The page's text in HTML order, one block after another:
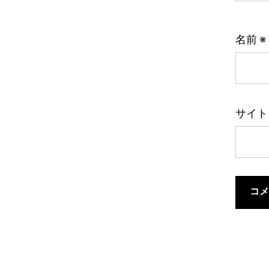
名前 ※
サイト